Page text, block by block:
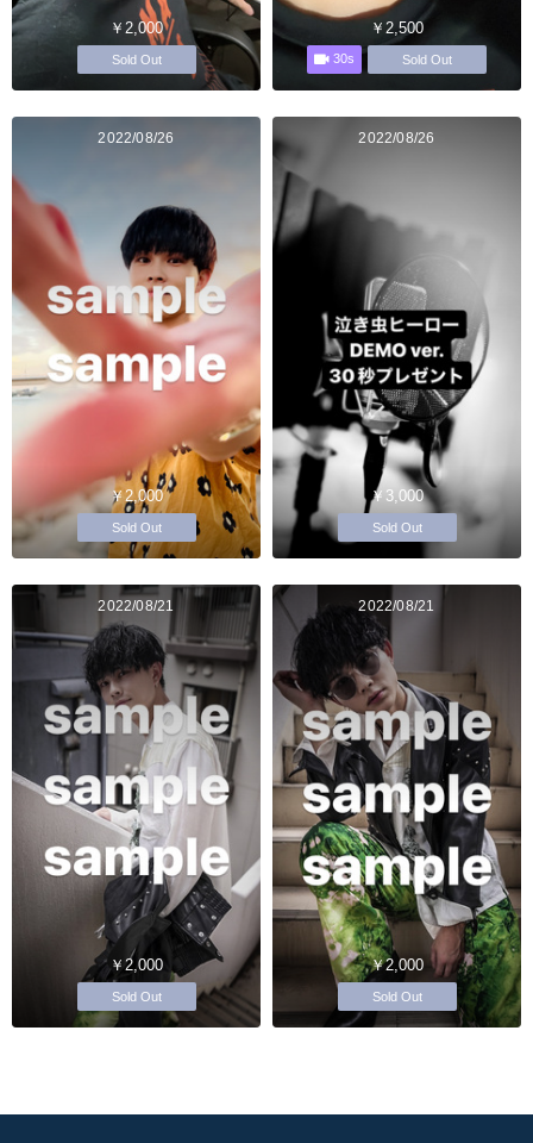
￥2,000
Sold Out
￥2,500
30s Sold Out
2022/08/26
￥2,000
Sold Out
2022/08/26
￥3,000
Sold Out
2022/08/21
￥2,000
Sold Out
2022/08/21
￥2,000
Sold Out